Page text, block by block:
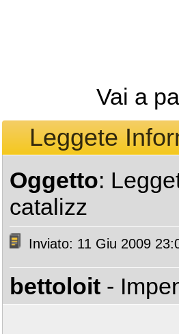
Vai a
Leggete
Oggetto:
catalizz
Inviato: 11 Giu 2009
bettoloit -